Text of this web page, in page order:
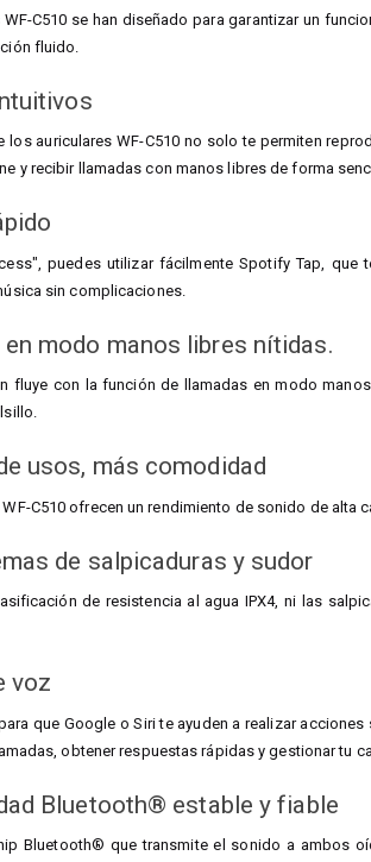
C510 se han diseñado para garantizar un
fluido.
los auriculares WF-C510 no solo te permiten
y recibir llamadas con manos libres de forma
puedes utilizar fácilmente Spotify Tap,
sin complicaciones.
en modo manos libres nítidas.
fluye con la función de llamadas en modo
usos, más comodidad
C510 ofrecen un rendimiento de sonido de alta
de salpicaduras y sudor
de resistencia al agua IPX4, ni las
voz
que Google o Siri te ayuden a realizar
obtener respuestas rápidas y gestionar tu
Bluetooth® estable y fiable
Bluetooth® que transmite el sonido a ambos